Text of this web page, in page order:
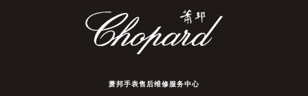
萧邦手表售后维修服务中心